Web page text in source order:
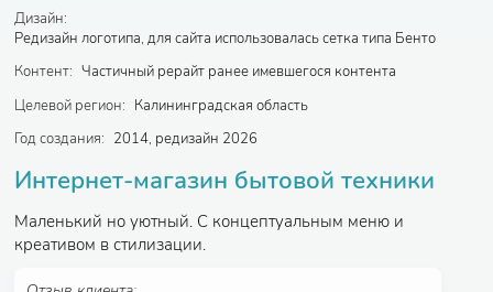
Дизайн:
Редизайн логотипа, для сайта использовалась сетка типа Бенто
Контент: Частичный рерайт ранее имевшегося контента
Целевой регион: Калининградская область
Год создания: 2014, редизайн 2026
Интернет-магазин бытовой техники
Маленький но уютный. С концептуальным меню и
креативом в стилизации.